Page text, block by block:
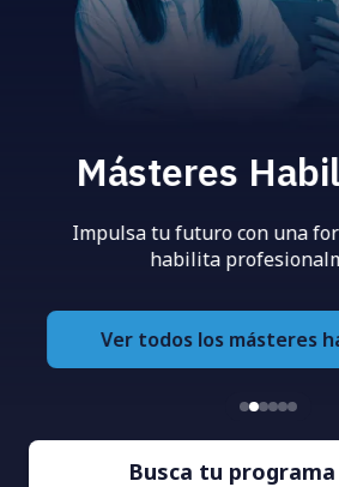
Másteres
Impulsa tu futuro con una
habilita
Ver todos los másteres
Busca tu